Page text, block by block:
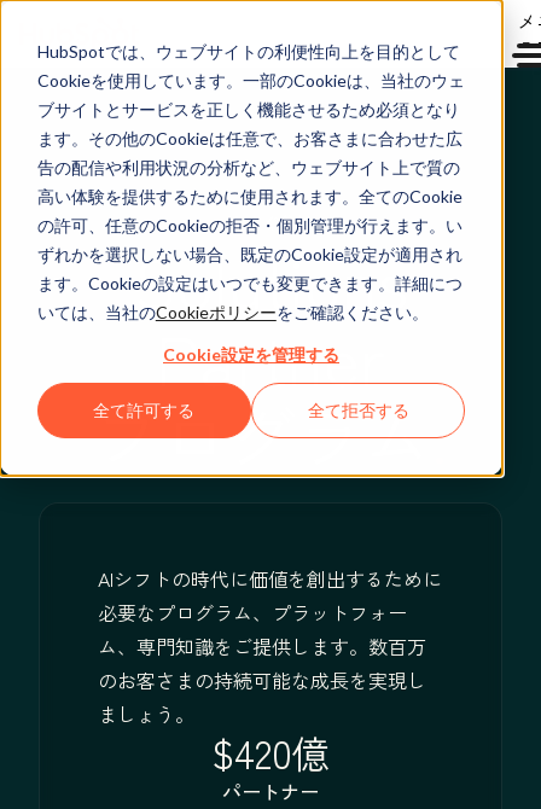
HubSpotでは、ウェブサイトの利便性向上を目的として
Cookieを使用しています。一部のCookieは、当社のウェ
ブサイトとサービスを正しく機能させるため必須となり
ます。その他のCookieは任意で、お客さまに合わせた広
告の配信や利用状況の分析など、ウェブサイト上で質の
高い体験を提供するために使用されます。全てのCookie
の許可、任意のCookieの拒否・個別管理が行えます。い
ずれかを選択しない場合、既定のCookie設定が適用され
ます。Cookieの設定はいつでも変更できます。詳細につ
いては、当社のCookieポリシーをご確認ください。
Cookie設定を管理する
全て許可する 全て拒否する
今すぐ参加
Solutions
Partner
プログラム
AIシフトの時代に価値を創出するために
必要なプログラム、プラットフォー
ム、専門知識をご提供します。数百万
のお客さまの持続可能な成長を実現し
ましょう。
$420億
パートナー